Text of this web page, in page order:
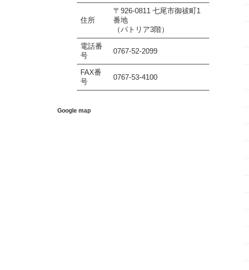
住所
〒926-0811 七尾市御祓町1
番地
（パトリア3階）
電話番
号
0767-52-2099
FAX番
号
0767-53-4100
Google map